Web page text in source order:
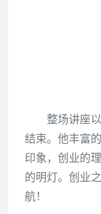
整场讲座
结束。他丰富
印象，创业的
的明灯。创业
航！